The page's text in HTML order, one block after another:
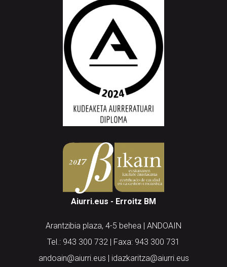
Aiurri.eus - Erroitz BM
Arantzibia plaza, 4-5 behea | ANDOAIN
Tel.: 943 300 732 | Faxa: 943 300 731
andoain@aiurri.eus | idazkaritza@aiurri.eus